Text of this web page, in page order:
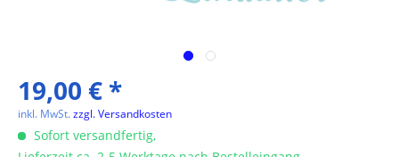
19,00 € *
inkl. MwSt.zzgl. Versandkosten
Sofort versandfertig,